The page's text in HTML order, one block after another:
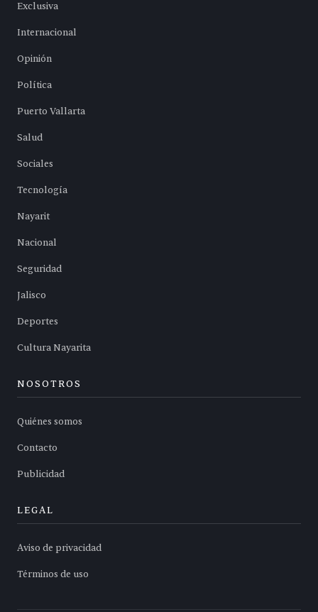
Exclusiva
Internacional
Opinión
Política
Puerto Vallarta
Salud
Sociales
Tecnología
Nayarit
Nacional
Seguridad
Jalisco
Deportes
Cultura Nayarita
NOSOTROS
Quiénes somos
Contacto
Publicidad
LEGAL
Aviso de privacidad
Términos de uso